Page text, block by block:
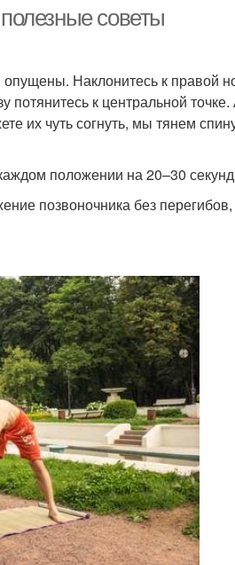
советы
Наклонитесь к правой
потянитесь к центральной
их чуть согнуть, мы тянем
положении на 20–30
позвоночника без